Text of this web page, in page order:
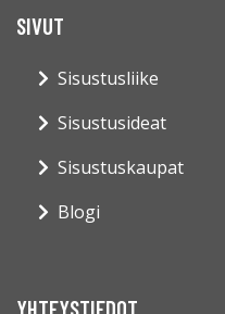
SIVUT
Sisustusliike
Sisustusideat
Sisustuskaupat
Blogi
YHTEYSTIEDOT